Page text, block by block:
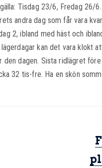
Tisdag 23/6, Fredag 26/
andra dag som får vara
2, ibland med häst och
kan det vara klokt
dagen. Sista ridlägret
32 tis-fre. Ha en skön